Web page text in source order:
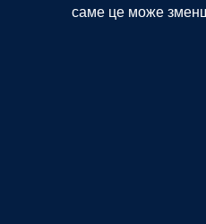
саме це може